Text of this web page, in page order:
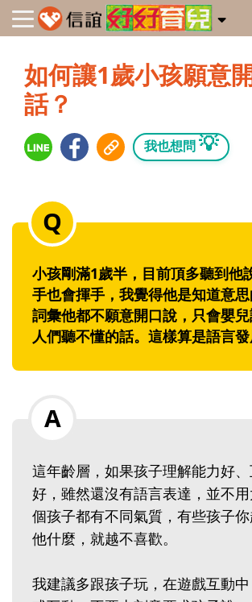
如何讓1歲小孩願意
話？
我也想問 💡
小孩剛滿1歲半，目前頂多聽到他
手也會揮手，我覺得他是知道意
詞彙他都不願意開口說，只會嬰
人們聽不懂的話。這樣算是語言
這年齡層，如果孩子理解能力好
好，雖然還沒有語言表達，並不
個孩子都有不同氣質，有些孩子
他什麼，就越不喜歡。
我建議多跟孩子玩，在遊戲互動